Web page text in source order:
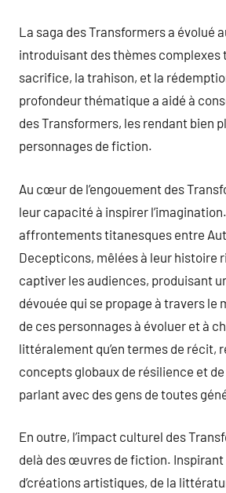
La saga des Transformers a évolué
introduisant des thèmes complexes
sacrifice, la trahison, et la
profondeur thématique a aidé à
des Transformers, les rendant bien
personnages de fiction.
Au cœur de l’engouement des
leur capacité à inspirer
affrontements titanesques entre
Decepticons, mêlées à leur histoire
captiver les audiences, produisant
dévouée qui se propage à travers le
de ces personnages à évoluer et à
littéralement qu’en termes de récit,
concepts globaux de résilience et
parlant avec des gens de toutes
En outre, l’impact culturel des
delà des œuvres de fiction. Inspirant
d’créations artistiques, de la